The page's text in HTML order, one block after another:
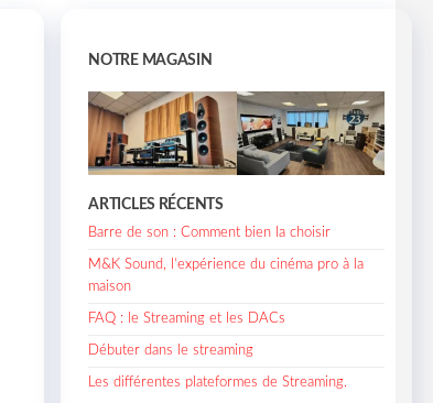
NOTRE MAGASIN
ARTICLES RÉCENTS
Barre de son : Comment bien la choisir
M&K Sound, l’expérience du cinéma pro à la
maison
FAQ : le Streaming et les DACs
Débuter dans le streaming
Les différentes plateformes de Streaming.